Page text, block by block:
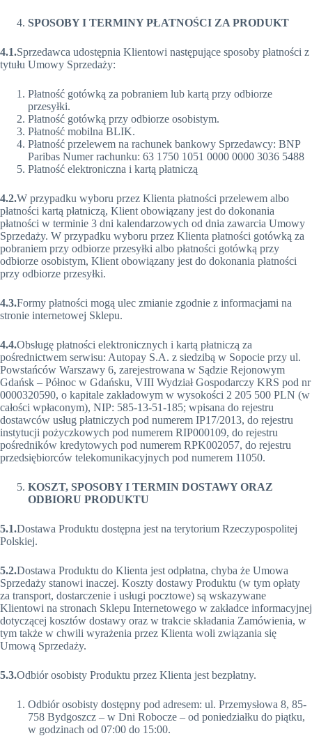
SPOSOBY I TERMINY PŁATNOŚCI ZA PRODUKT
4.1.Sprzedawca udostępnia Klientowi następujące sposoby płatności z
tytułu Umowy Sprzedaży:
Płatność gotówką za pobraniem lub kartą przy odbiorze
przesyłki.
Płatność gotówką przy odbiorze osobistym.
Płatność mobilna BLIK.
Płatność przelewem na rachunek bankowy Sprzedawcy: BNP
Paribas Numer rachunku: 63 1750 1051 0000 0000 3036 5488
Płatność elektroniczna i kartą płatniczą
4.2.W przypadku wyboru przez Klienta płatności przelewem albo
płatności kartą płatniczą, Klient obowiązany jest do dokonania
płatności w terminie 3 dni kalendarzowych od dnia zawarcia Umowy
Sprzedaży. W przypadku wyboru przez Klienta płatności gotówką za
pobraniem przy odbiorze przesyłki albo płatności gotówką przy
odbiorze osobistym, Klient obowiązany jest do dokonania płatności
przy odbiorze przesyłki.
4.3.Formy płatności mogą ulec zmianie zgodnie z informacjami na
stronie internetowej Sklepu.
4.4.Obsługę płatności elektronicznych i kartą płatniczą za
pośrednictwem serwisu: Autopay S.A. z siedzibą w Sopocie przy ul.
Powstańców Warszawy 6, zarejestrowana w Sądzie Rejonowym
Gdańsk – Północ w Gdańsku, VIII Wydział Gospodarczy KRS pod nr
0000320590, o kapitale zakładowym w wysokości 2 205 500 PLN (w
całości wpłaconym), NIP: 585-13-51-185; wpisana do rejestru
dostawców usług płatniczych pod numerem IP17/2013, do rejestru
instytucji pożyczkowych pod numerem RIP000109, do rejestru
pośredników kredytowych pod numerem RPK002057, do rejestru
przedsiębiorców telekomunikacyjnych pod numerem 11050.
KOSZT, SPOSOBY I TERMIN DOSTAWY ORAZ
ODBIORU PRODUKTU
5.1.Dostawa Produktu dostępna jest na terytorium Rzeczypospolitej
Polskiej.
5.2.Dostawa Produktu do Klienta jest odpłatna, chyba że Umowa
Sprzedaży stanowi inaczej. Koszty dostawy Produktu (w tym opłaty
za transport, dostarczenie i usługi pocztowe) są wskazywane
Klientowi na stronach Sklepu Internetowego w zakładce informacyjnej
dotyczącej kosztów dostawy oraz w trakcie składania Zamówienia, w
tym także w chwili wyrażenia przez Klienta woli związania się
Umową Sprzedaży.
5.3.Odbiór osobisty Produktu przez Klienta jest bezpłatny.
Odbiór osobisty dostępny pod adresem: ul. Przemysłowa 8, 85-
758 Bydgoszcz – w Dni Robocze – od poniedziałku do piątku,
w godzinach od 07:00 do 15:00.